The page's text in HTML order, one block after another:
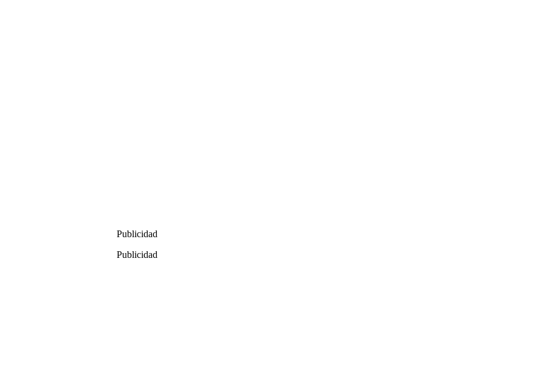
Publicidad
Publicidad